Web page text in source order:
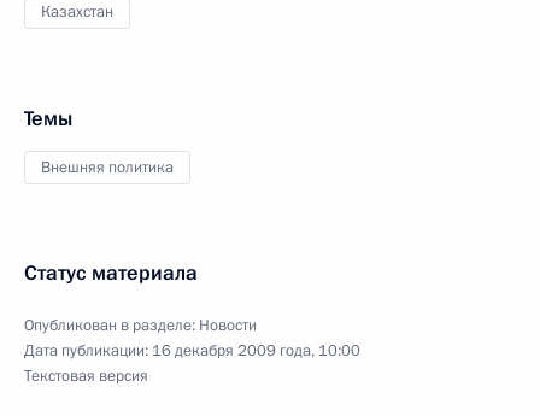
Казахстан
Темы
Внешняя политика
Статус материала
Опубликован в разделе: Новости
Дата публикации: 16 декабря 2009 года, 10:00
Текстовая версия